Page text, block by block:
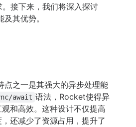
接下来，我们将深入探讨
其优势。
点之一是其强大的异步处理能
await 语法，Rocket使得异
和高效。这种设计不仅提高
还减少了资源占用，提升了